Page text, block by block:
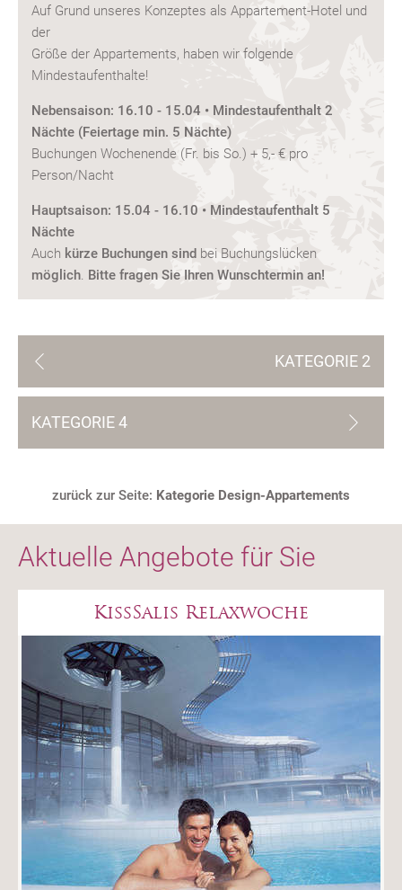
Auf Grund unseres Konzeptes als Appartement-Hotel und
der
Größe der Appartements, haben wir folgende
Mindestaufenthalte!
Nebensaison: 16.10 - 15.04 • Mindestaufenthalt 2
Nächte (Feiertage min. 5 Nächte)
Buchungen Wochenende (Fr. bis So.) + 5,- € pro
Person/Nacht
Hauptsaison: 15.04 - 16.10 • Mindestaufenthalt 5
Nächte
Auch kürze Buchungen sind bei Buchungslücken
möglich. Bitte fragen Sie Ihren Wunschtermin an!
KATEGORIE 2
KATEGORIE 4
zurück zur Seite: Kategorie Design-Appartements
Aktuelle Angebote für Sie
KissSalis Relaxwoche